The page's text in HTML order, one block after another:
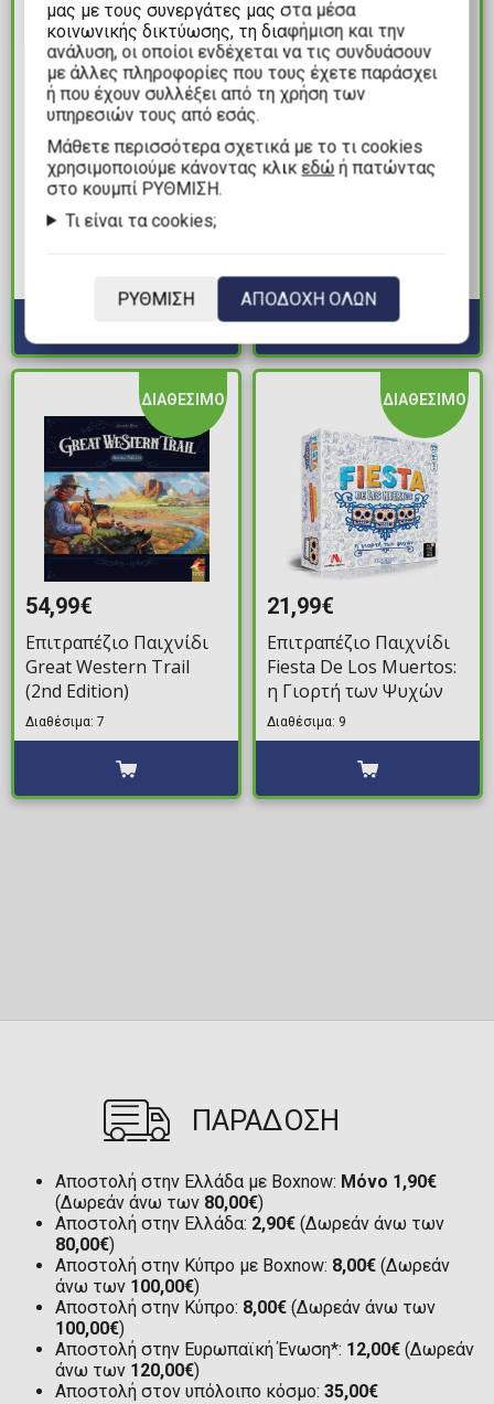
12,99€
Επιτραπέζιο Παιχνίδι
Διαθέσιμα: 1
ΔΙΑΘΕΣΙΜΟ
54,99€
Επιτραπέζιο Παιχνίδι
Great Western Trail
(2nd Edition)
Διαθέσιμα: 7
ΔΙΑΘΕΣΙΜΟ
21,99€
Επιτραπέζιο Παιχνίδι
Fiesta De Los Muertos:
η Γιορτή των Ψυχών
Διαθέσιμα: 9
ΠΑΡΑΔΟΣΗ
Αποστολή στην Ελλάδα με Boxnow: Μόνο 1,90€
(Δωρεάν άνω των 80,00€)
Αποστολή στην Ελλάδα: 2,90€ (Δωρεάν άνω των
80,00€)
Αποστολή στην Κύπρο με Boxnow: 8,00€ (Δωρεάν
άνω των 100,00€)
Αποστολή στην Κύπρο: 8,00€ (Δωρεάν άνω των
100,00€)
Αποστολή στην Ευρωπαϊκή Ένωση*: 12,00€ (Δωρεάν
άνω των 120,00€)
Αποστολή στον υπόλοιπο κόσμο: 35,00€
μας με τους συνεργάτες μας στα μέσα
κοινωνικής δικτύωσης, τη διαφήμιση και την
ανάλυση, οι οποίοι ενδέχεται να τις συνδυάσουν
με άλλες πληροφορίες που τους έχετε παράσχει
ή που έχουν συλλέξει από τη χρήση των
υπηρεσιών τους από εσάς.
Mάθετε περισσότερα σχετικά με το τι cookies
χρησιμοποιούμε κάνοντας κλικεδώ ή πατώντας
στο κουμπί ΡΥΘΜΙΣΗ.
Τι είναι τα cookies;
ΡΥΘΜΙΣΗ ΑΠΟΔΟΧΗ ΟΛΩΝ